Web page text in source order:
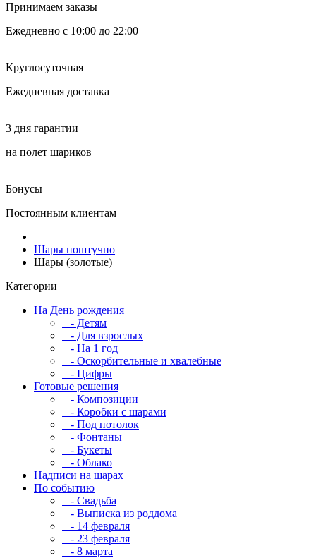
Принимаем заказы
Ежедневно с 10:00 до 22:00
Круглосуточная
Ежедневная доставка
3 дня гарантии
на полет шариков
Бонусы
Постоянным клиентам
Шары поштучно
Шары (золотые)
Категории
На День рождения
- Детям
- Для взрослых
- На 1 год
- Оскорбительные и хвалебные
- Цифры
Готовые решения
- Композиции
- Коробки с шарами
- Под потолок
- Фонтаны
- Букеты
- Облако
Надписи на шарах
По событию
- Свадьба
- Выписка из роддома
- 14 февраля
- 23 февраля
- 8 марта